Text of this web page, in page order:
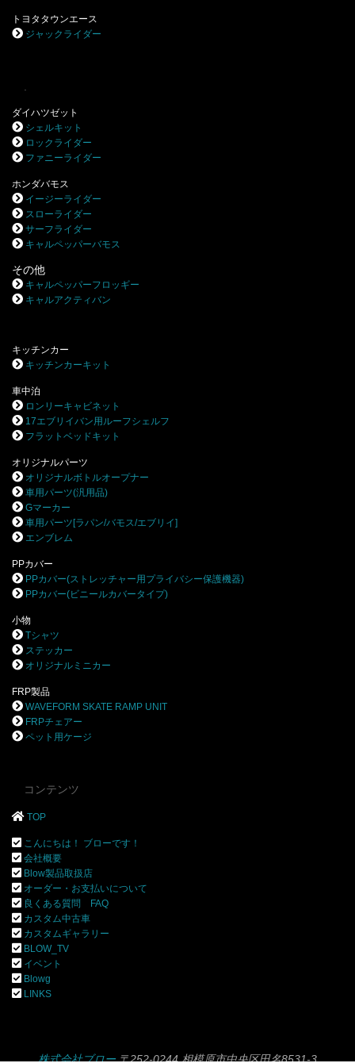
トヨタタウンエース
ジャックライダー
ダイハツゼット
シェルキット
ロックライダー
ファニーライダー
ホンダバモス
イージーライダー
スローライダー
サーフライダー
キャルペッパーバモス
その他
キャルペッパーフロッギー
キャルアクティバン
キッチンカー
キッチンカーキット
車中泊
ロンリーキャビネット
17エブリイバン用ルーフシェルフ
フラットベッドキット
オリジナルパーツ
オリジナルボトルオープナー
車用パーツ(汎用品)
Gマーカー
車用パーツ[ラパン/バモス/エブリイ]
エンブレム
PPカバー
PPカバー(ストレッチャー用プライバシー保護機器)
PPカバー(ビニールカバータイプ)
小物
Tシャツ
ステッカー
オリジナルミニカー
FRP製品
WAVEFORM SKATE RAMP UNIT
FRPチェアー
ペット用ケージ
コンテンツ
TOP
こんにちは！ ブローです！
会社概要
Blow製品取扱店
オーダー・お支払いについて
良くある質問 FAQ
カスタム中古車
カスタムギャラリー
BLOW_TV
イベント
Blowg
LINKS
株式会社ブロー〒252-0244 相模原市中央区田名8531-3